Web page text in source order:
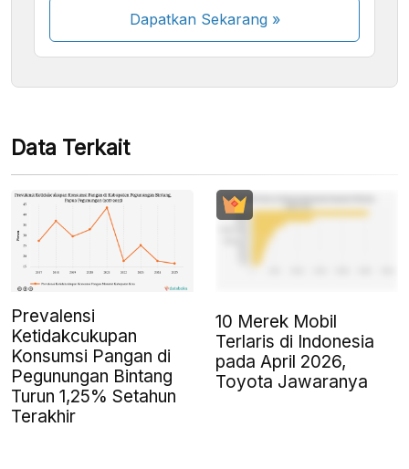
Dapatkan Sekarang»
Beberapa metode pembayaran masih dalam
proses aktivasi.
Data Terkait
Prevalensi
Ketidakcukupan
Konsumsi Pangan di
Pegunungan Bintang
Turun 1,25% Setahun
Terakhir
10 Merek Mobil
Terlaris di Indonesia
pada April 2026,
Toyota Jawaranya